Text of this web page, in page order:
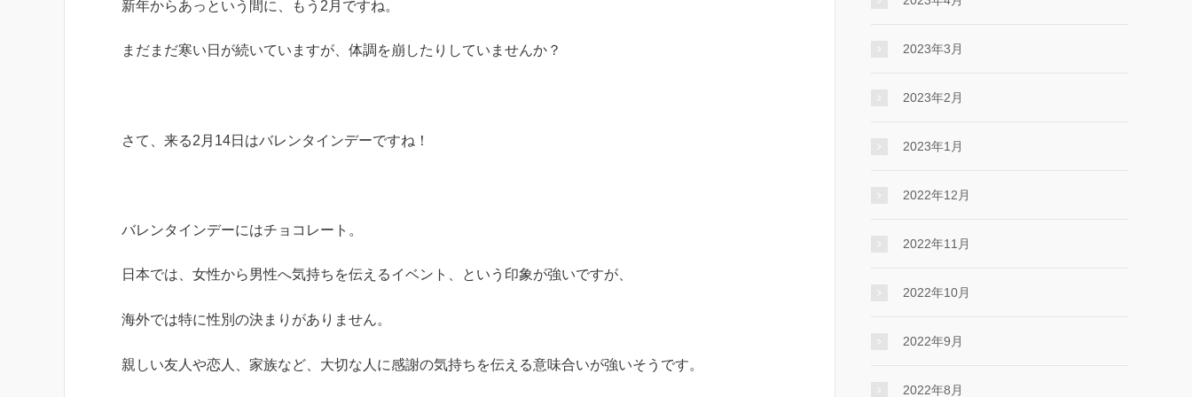
新年からあっという間に、もう2月ですね。
まだまだ寒い日が続いていますが、体調を崩したりしていませんか？
さて、来る2月14日はバレンタインデーですね！
バレンタインデーにはチョコレート。
日本では、女性から男性へ気持ちを伝えるイベント、という印象が強いですが、
海外では特に性別の決まりがありません。
親しい友人や恋人、家族など、大切な人に感謝の気持ちを伝える意味合いが強いそうです。
2023年3月
2023年2月
2023年1月
2022年12月
2022年11月
2022年10月
2022年9月
2022年8月